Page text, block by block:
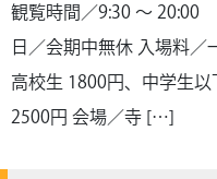
観覧時間／9:30 〜
日／会期中無休 入場料／
高校生 1800円、中学生
2500円 会場／寺 […]